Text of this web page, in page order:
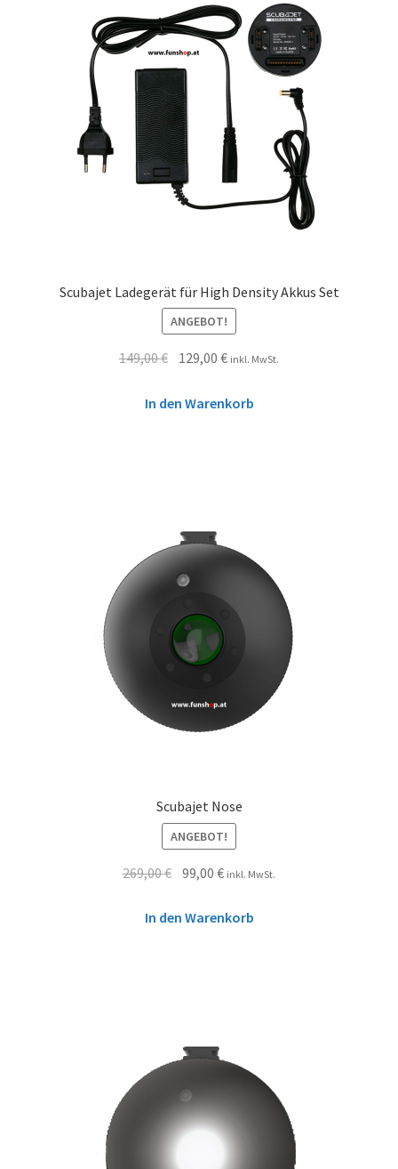
Scubajet Ladegerät für High Density Akkus Set
ANGEBOT!
149,00€ 129,00€ inkl. MwSt.
In den Warenkorb
Scubajet Nose
ANGEBOT!
269,00€ 99,00€ inkl. MwSt.
In den Warenkorb